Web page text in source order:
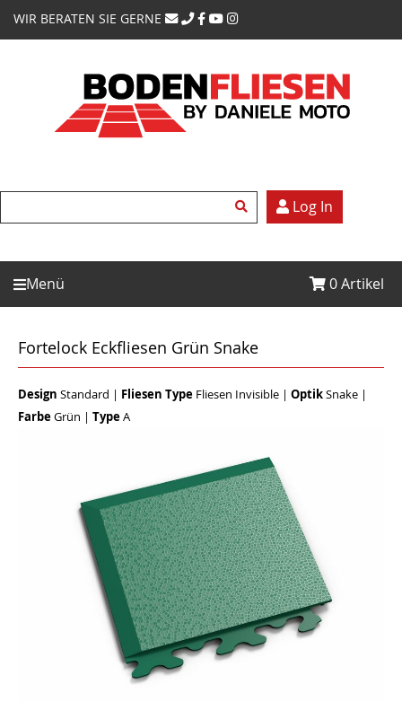
WIR BERATEN SIE GERNE
Log In
Menü 0Artikel
Fortelock Eckfliesen Grün Snake
Design Standard | Fliesen Type Fliesen Invisible | OptikSnake |
FarbeGrün | TypeA